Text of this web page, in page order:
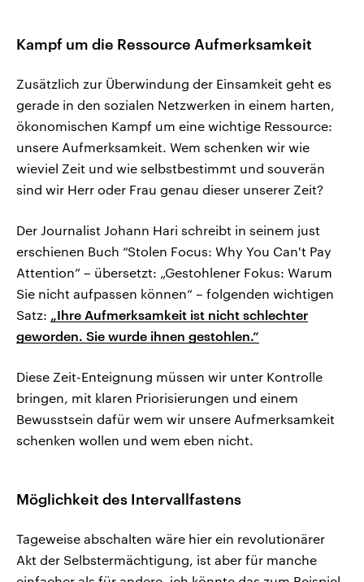
Kampf um die Ressource Aufmerksamkeit
Zusätzlich zur Überwindung der Einsamkeit geht es
gerade in den sozialen Netzwerken in einem harten,
ökonomischen Kampf um eine wichtige Ressource:
unsere Aufmerksamkeit. Wem schenken wir wie
wieviel Zeit und wie selbstbestimmt und souverän
sind wir Herr oder Frau genau dieser unserer Zeit?
Der Journalist Johann Hari schreibt in seinem just
erschienen Buch “Stolen Focus: Why You Can't Pay
Attention” – übersetzt: „Gestohlener Fokus: Warum
Sie nicht aufpassen können“ – folgenden wichtigen
Satz: „Ihre Aufmerksamkeit ist nicht schlechter
geworden. Sie wurde ihnen gestohlen.“
Diese Zeit-Enteignung müssen wir unter Kontrolle
bringen, mit klaren Priorisierungen und einem
Bewusstsein dafür wem wir unsere Aufmerksamkeit
schenken wollen und wem eben nicht.
Möglichkeit des Intervallfastens
Tageweise abschalten wäre hier ein revolutionärer
Akt der Selbstermächtigung, ist aber für manche